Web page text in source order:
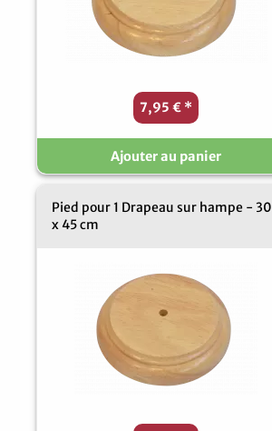
7,95 € *
Ajouter au panier
Pied pour 1 Drapeau sur hampe - 30
x 45 cm